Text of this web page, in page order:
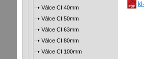
Válce CI 40mm
Válce CI 50mm
Válce CI 63mm
Válce CI 80mm
Válce CI 100mm